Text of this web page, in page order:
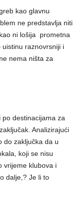
kao glavnu
ne predstavlja niti
ni lošija prometna
raznovrsniji i
nema ništa za
destinacijama za
Analizirajući
do zaključka da u
koji se nisu
vrijeme klubova i
dalje,? Je li to